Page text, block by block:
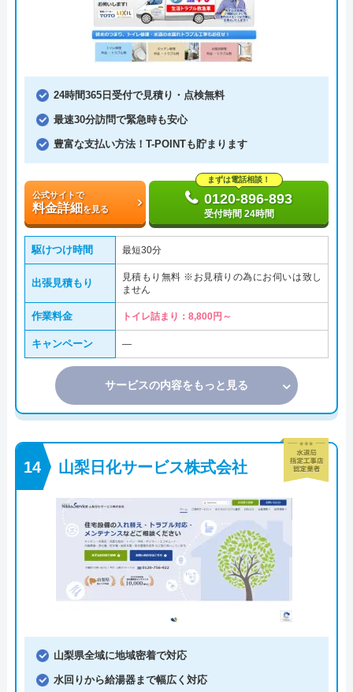
24時間365日受付で見積り・点検無料
最速30分訪問で緊急時も安心
豊富な支払い方法！T-POINTも貯まります
公式サイトで
料金詳細を見る
まずは電話相談！
0120-896-893
受付時間 24時間
駆けつけ時間 最短30分
出張見積もり
見積もり無料 ※お見積りの為にお伺いは致し
ません
作業料金 トイレ詰まり：8,800円～
キャンペーン ―
サービスの内容をもっと見る
山梨日化サービス株式会社
山梨県全域に地域密着で対応
水回りから給湯器まで幅広く対応